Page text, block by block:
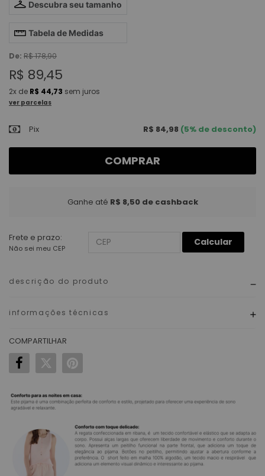
Descubra seu tamanho
Tabela de Medidas
De: R$ 178,90
R$ 89,45
2x de R$ 44,73 sem juros
ver parcelas
Pix R$ 84,98 (5% de desconto)
COMPRAR
Ganhe até R$ 8,50de cashback
Frete e prazo:
Não sei meu CEP
Calcular
descrição do produto
informações técnicas
COMPARTILHAR